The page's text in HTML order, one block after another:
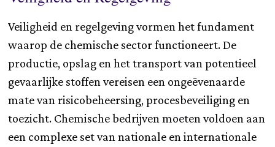
Veiligheid en regelgeving vormen het fundament
waarop de chemische sector functioneert. De
productie, opslag en het transport van potentieel
gevaarlijke stoffen vereisen een ongeëvenaarde
mate van risicobeheersing, procesbeveiliging en
toezicht. Chemische bedrijven moeten voldoen aan
een complexe set van nationale en internationale